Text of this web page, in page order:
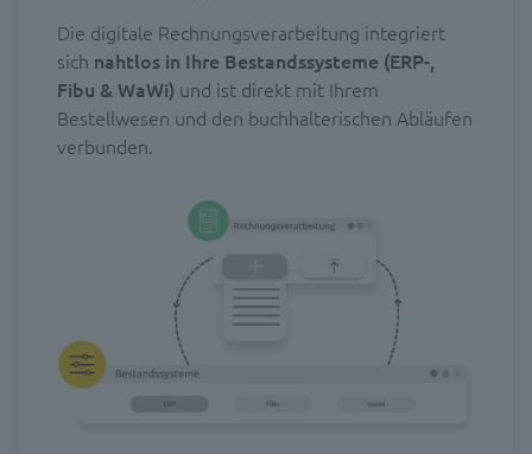
Die digitale Rechnungsverarbeitung integriert
sich nahtlos in Ihre Bestandssysteme (ERP-,
Fibu & WaWi) und ist direkt mit Ihrem
Bestellwesen und den buchhalterischen Abläufen
verbunden.